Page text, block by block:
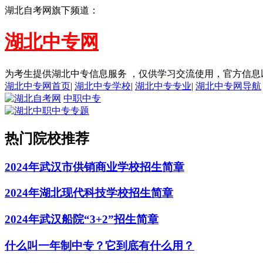
湖北自考网旗下频道：
湖北中专网
为考生提供湖北中专信息服务 ，仅供学习交流使用，官方信息
湖北中专网首页| 湖北中专学校| 湖北中专专业| 湖北中专网导航
中职中专
热门院校推荐
2024年武汉市供销商业学校招生简章
2024年湖北现代科技学校招生简章
2024年武汉船院“3+2”招生简章
什么叫一年制中专？它到底有什么用？